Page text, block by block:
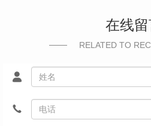
在线
RELATED TO